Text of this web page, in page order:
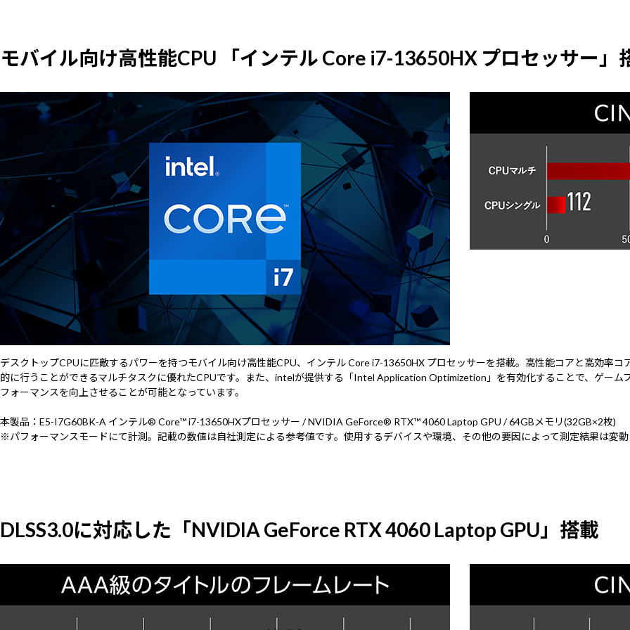
モバイル向け高性能CPU 「インテル Core i7-13650HX プロセッサー」
デスクトップCPUに匹敵するパワーを持つモバイル向け高性能CPU、インテル Core i7-13650HX プロセッサーを搭載。高性能コアと高効率
的に行うことができるマルチタスクに優れたCPUです。また、intelが提供する「Intel Application Optimizetion」を有効化することで、ゲー
フォーマンスを向上させることが可能となっています。
本製品：E5-I7G60BK-A インテル® Core™ i7-13650HXプロセッサー / NVIDIA GeForce® RTX™ 4060 Laptop GPU / 64GBメモリ(32GB×2枚)
※パフォーマンスモードにて計測。記載の数値は自社測定による参考値です。使用するデバイスや環境、その他の要因によって測定結果は変
DLSS3.0に対応した「NVIDIA GeForce RTX 4060 Laptop GPU」搭載